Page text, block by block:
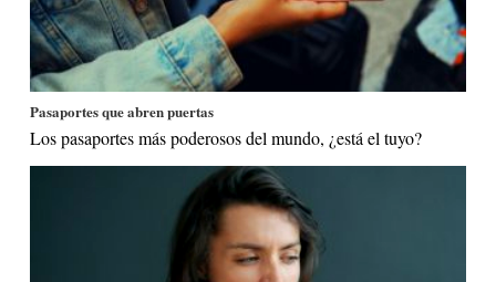
Pasaportes que abren puertas
Los pasaportes más poderosos del mundo, ¿está el tuyo?